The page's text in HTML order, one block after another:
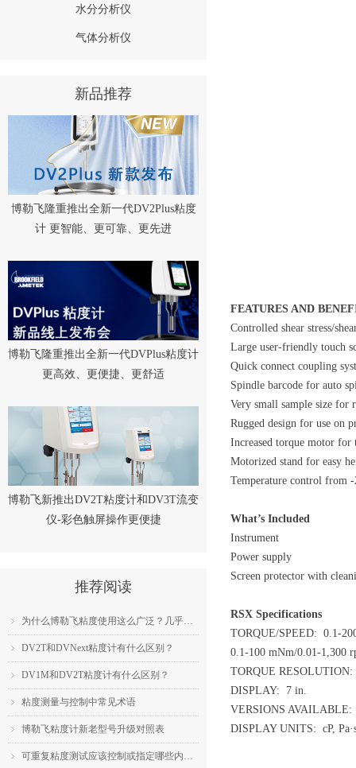
FEATURES AND
Controlled shear stress/
Large user-friendly touch
Quick connect coupling
Spindle barcode for auto
Very small sample size for
Rugged design for use on
Increased torque motor for
Motorized stand for easy
Temperature control from
What’s Included
Instrument
Power supply
Screen protector with
RSX Specifications
TORQUE/SPEED: 0.1-
0.1-100 mNm/0.01-1,300
TORQUE
DISPLAY: 7 in.
VERSIONS AVAILABLE:
DISPLAY UNITS: cP,
水分分析仪
气体分析仪
ꁇ 为什么博勒飞粘度使用这么广泛？几乎成为了行业标准？
ꁇ DV2T和DVNext粘度计有什么区别？
ꁇ DV1M和DV2T粘度计有什么区别？
ꁇ 粘度测量与控制中常见术语
ꁇ 博勒飞粘度计新老型号升级对照表
ꁇ 可重复粘度测试应该控制或指定哪些内容？
推荐阅读
新品推荐
博勒飞隆重推出全新一代DV2Plus粘度
计 更智能、更可靠、更先进
博勒飞隆重推出全新一代DVPlus粘度计
更高效、更便捷、更舒适
博勒飞新推出DV2T粘度计和DV3T流变
仪-彩色触屏操作更便捷